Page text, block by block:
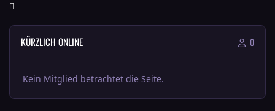
KÜRZLICH ONLINE 0
Kein Mitglied betrachtet die Seite.